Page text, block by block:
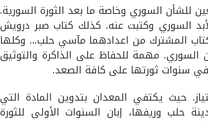
للشأن السوري وخاصة ما بعد الثورة السورية.
السوري وكتبت عنه. كذلك كتاب صبر درويش
المشترك من اعدادهما مآسي حلب… وكلها
مهمة للحفاظ على الذاكرة والتوثيق
سنوات ثورتها على كافة الصعد.
حيث يكتفي المعدان بتدوين المادة التي
وريفها، إبان السنوات الأولى للثورة